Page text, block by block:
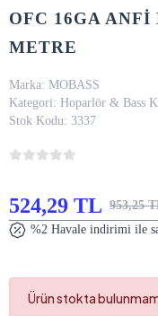
OFC 16GA ANFİ
METRE
Marka: MOBASS
Kategori: Hoparlör & Bass
Stok Kodu: 3337
524,29 TL 953,25
%2 Havale indirimi ile
Ürün stokta